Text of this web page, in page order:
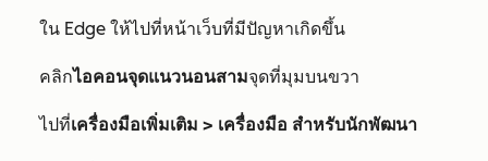
ใน Edge ให้ไปที่หน้าเว็บที่มีปัญหาเกิดขึ้น
คลิกไอคอนจุดแนวนอนสามจุดที่มุมบนขวา
ไปที่เครื่องมือเพิ่มเติม > เครื่องมือ สำหรับนักพัฒนา